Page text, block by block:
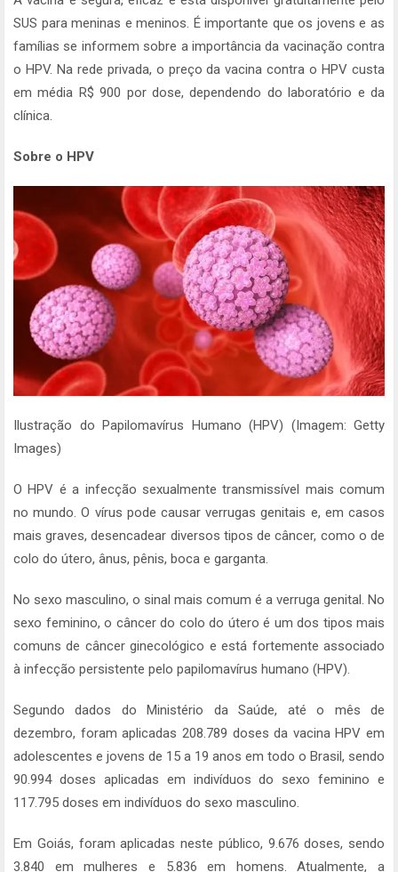
SUS para meninas e meninos. É importante que os jovens e as
famílias se informem sobre a importância da vacinação contra
o HPV. Na rede privada, o preço da vacina contra o HPV custa
em média R$ 900 por dose, dependendo do laboratório e da
clínica.
Sobre o HPV
Ilustração do Papilomavírus Humano (HPV) (Imagem: Getty
Images)
O HPV é a infecção sexualmente transmissível mais comum
no mundo. O vírus pode causar verrugas genitais e, em casos
mais graves, desencadear diversos tipos de câncer, como o de
colo do útero, ânus, pênis, boca e garganta.
No sexo masculino, o sinal mais comum é a verruga genital. No
sexo feminino, o câncer do colo do útero é um dos tipos mais
comuns de câncer ginecológico e está fortemente associado
à infecção persistente pelo papilomavírus humano (HPV).
Segundo dados do Ministério da Saúde, até o mês de
dezembro, foram aplicadas 208.789 doses da vacina HPV em
adolescentes e jovens de 15 a 19 anos em todo o Brasil, sendo
90.994 doses aplicadas em indivíduos do sexo feminino e
117.795 doses em indivíduos do sexo masculino.
Em Goiás, foram aplicadas neste público, 9.676 doses, sendo
3.840 em mulheres e 5.836 em homens. Atualmente, a